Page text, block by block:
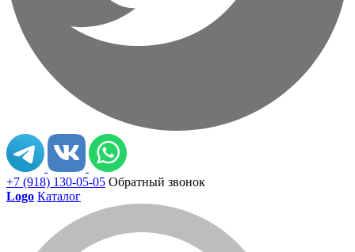
+7 (918) 130-05-05 Обратный звонок
Logo Каталог